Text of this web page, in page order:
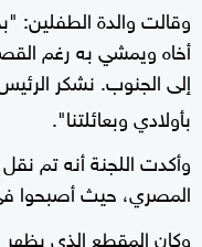
وقالت والدة الطفلين:
أخاه ويمشي به رغم
إلى الجنوب. نشكر
بأولادي وبعائلتنا".
وأكدت اللجنة أنه تم
المصري، حيث أصبحوا
وكان المقطع الذي يظهر